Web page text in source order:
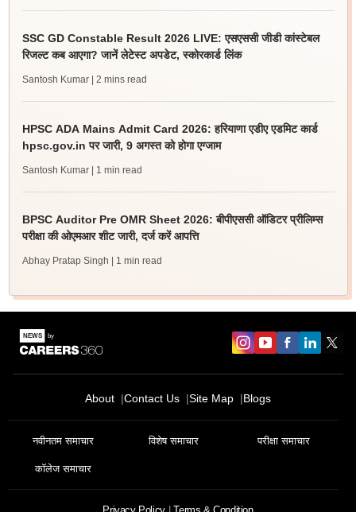
SSC GD Constable Result 2026 LIVE: एसएससी जीडी कांस्टेबल
रिजल्ट कब आएगा? जानें लेटेस्ट अपडेट, स्कोरकार्ड लिंक
Santosh Kumar | 2 mins read
HPSC ADA Mains Admit Card 2026: हरियाणा एडीए एडमिट कार्ड
hpsc.gov.in पर जारी, 9 अगस्त को होगा एग्जाम
Santosh Kumar | 1 min read
BPSC Auditor Pre OMR Sheet 2026: बीपीएससी ऑडिटर प्रीलिम्स
परीक्षा की ओएमआर शीट जारी, दर्ज करें आपत्ति
Abhay Pratap Singh | 1 min read
About Contact Us Site Map Blogs
नवीनतम समाचार विशेष समाचार परीक्षा समाचार
कॉलेज समाचार